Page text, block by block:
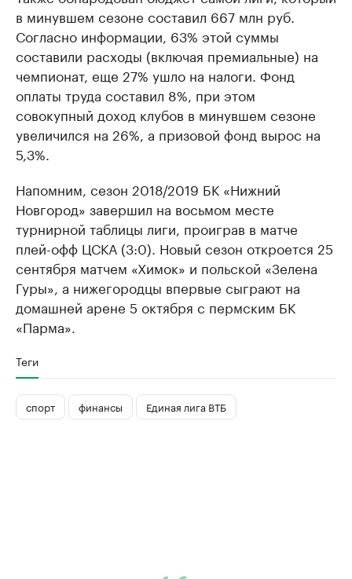
в минувшем сезоне составил 667 млн руб.
Согласно информации, 63% этой суммы
составили расходы (включая премиальные) на
чемпионат, еще 27% ушло на налоги. Фонд
оплаты труда составил 8%, при этом
совокупный доход клубов в минувшем сезоне
увеличился на 26%, а призовой фонд вырос на
5,3%.
Напомним, сезон 2018/2019 БК «Нижний
Новгород» завершил на восьмом месте
турнирной таблицы лиги, проиграв в матче
плей-офф ЦСКА (3:0). Новый сезон откроется 25
сентября матчем «Химок» и польской «Зелена
Гуры», а нижегородцы впервые сыграют на
домашней арене 5 октября с пермским БК
«Парма».
Теги
спорт финансы Единая лига ВТБ